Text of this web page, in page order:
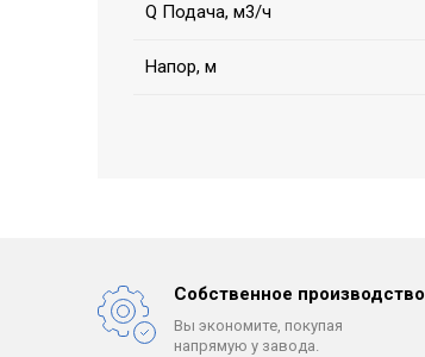
Q Подача, м3/ч
Напор, м
Собственное производство
Вы экономите, покупая
напрямую у завода.